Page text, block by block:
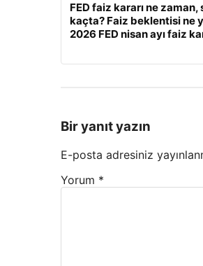
FED faiz kararı ne zaman,
kaçta? Faiz beklentisi ne
2026 FED nisan ayı faiz
Bir yanıt yazın
E-posta adresiniz
Yorum *